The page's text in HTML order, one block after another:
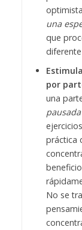
una
que
por
una
práctica
No se